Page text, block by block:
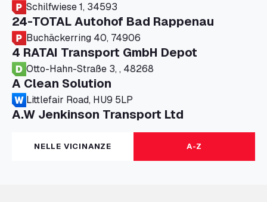
Schilfwiese 1, 34593
24-TOTAL Autohof Bad Rappenau
Buchäckerring 40, 74906
4 RATAI Transport GmbH Depot
Otto-Hahn-Straße 3, , 48268
A Clean Solution
Littlefair Road, HU9 5LP
A.W Jenkinson Transport Ltd
Progress House, ME11 5GA
A+G Nettetal - Depot Parking
Am Panneschopp 7, 41334
NELLE VICINANZE A-Z